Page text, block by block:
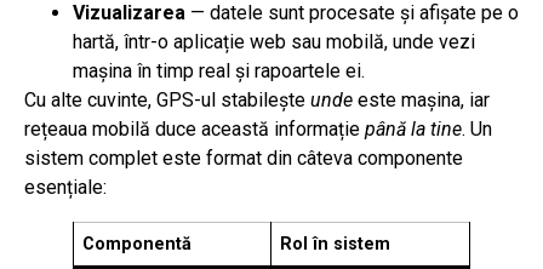
Vizualizarea — datele sunt procesate și afișate pe o
hartă, într-o aplicație web sau mobilă, unde vezi
mașina în timp real și rapoartele ei.
Cu alte cuvinte, GPS-ul stabilește unde este mașina, iar
rețeaua mobilă duce această informație până la tine. Un
sistem complet este format din câteva componente
esențiale:
Componentă Rol în sistem